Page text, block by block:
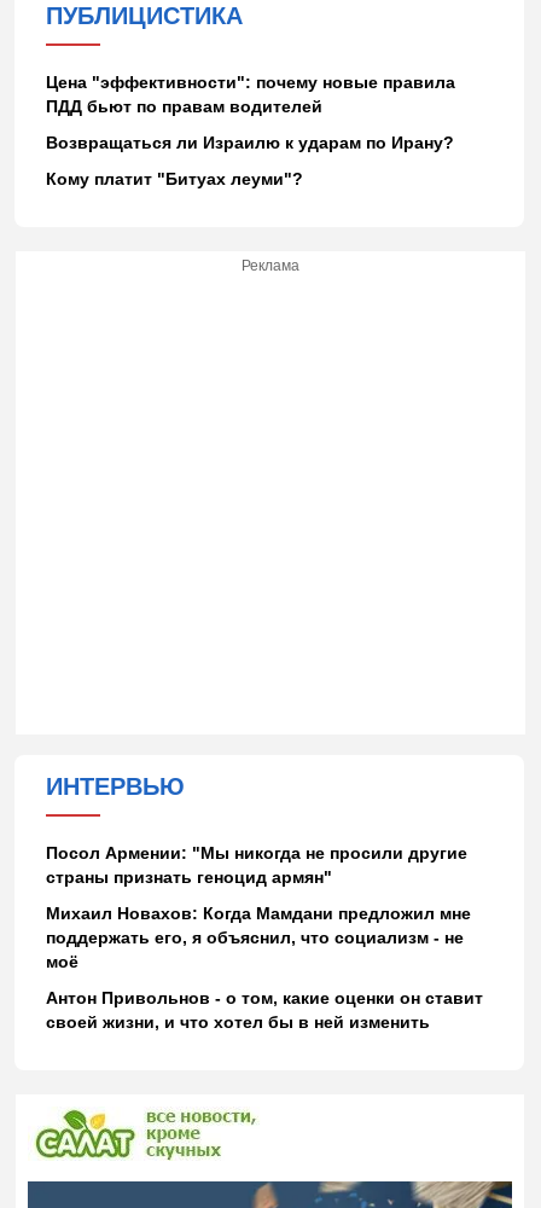
ПУБЛИЦИСТИКА
Цена "эффективности": почему новые правила
ПДД бьют по правам водителей
Возвращаться ли Израилю к ударам по Ирану?
Кому платит "Битуах леуми"?
Реклама
ИНТЕРВЬЮ
Посол Армении: "Мы никогда не просили другие
страны признать геноцид армян"
Михаил Новахов: Когда Мамдани предложил мне
поддержать его, я объяснил, что социализм - не
моё
Антон Привольнов - о том, какие оценки он ставит
своей жизни, и что хотел бы в ней изменить